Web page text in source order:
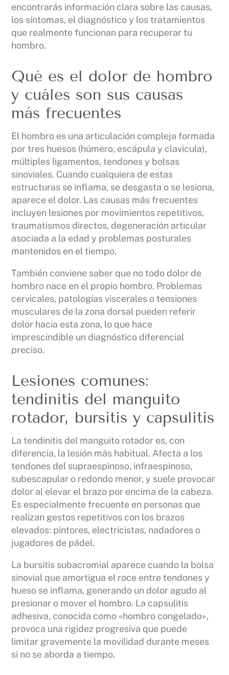
encontrarás información clara sobre las causas,
los síntomas, el diagnóstico y los tratamientos
que realmente funcionan para recuperar tu
hombro.
Qué es el dolor de hombro
y cuáles son sus causas
más frecuentes
El hombro es una articulación compleja formada
por tres huesos (húmero, escápula y clavícula),
múltiples ligamentos, tendones y bolsas
sinoviales. Cuando cualquiera de estas
estructuras se inflama, se desgasta o se lesiona,
aparece el dolor. Las causas más frecuentes
incluyen lesiones por movimientos repetitivos,
traumatismos directos, degeneración articular
asociada a la edad y problemas posturales
mantenidos en el tiempo.
También conviene saber que no todo dolor de
hombro nace en el propio hombro. Problemas
cervicales, patologías viscerales o tensiones
musculares de la zona dorsal pueden referir
dolor hacia esta zona, lo que hace
imprescindible un diagnóstico diferencial
preciso.
Lesiones comunes:
tendinitis del manguito
rotador, bursitis y capsulitis
La tendinitis del manguito rotador es, con
diferencia, la lesión más habitual. Afecta a los
tendones del supraespinoso, infraespinoso,
subescapular o redondo menor, y suele provocar
dolor al elevar el brazo por encima de la cabeza.
Es especialmente frecuente en personas que
realizan gestos repetitivos con los brazos
elevados: pintores, electricistas, nadadores o
jugadores de pádel.
La bursitis subacromial aparece cuando la bolsa
sinovial que amortigua el roce entre tendones y
hueso se inflama, generando un dolor agudo al
presionar o mover el hombro. La capsulitis
adhesiva, conocida como «hombro congelado»,
provoca una rigidez progresiva que puede
limitar gravemente la movilidad durante meses
si no se aborda a tiempo.